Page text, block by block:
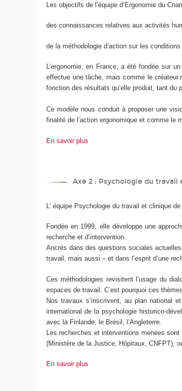
Les objectifs de l’équipe d’Ergonomie du
des connaissances relatives aux activités
de la méthodologie d’action sur les
L’ergonomie, en France, a été fondée sur
effectue une tâche, mais comme le
fonction des résultats qu’elle produit, tant
Ce modèle nous conduit à proposer une
finalité de l’action ergonomique et comme le
En savoir plus
Axe 2 : Psychologie du travail
L’ équipe Psychologie du travail et clinique
Fondée en 1999, elle développe une
recherche et d’intervention.
Ancrés dans des questions sociales
travail, mais aussi – et dans l’esprit d’une
Ces méthodologies revisitent l’usage du
espaces de travail. C’est pourquoi ces
Nos travaux s’inscrivent, au plan national
international de la psychologie historico-
avec la Finlande, le Brésil, l’Angleterre.
Les recherches et interventions menées
(Ministère de la Justice, Hôpitaux, CNFPT),
En savoir plus